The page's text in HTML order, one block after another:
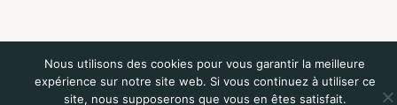
Nous utilisons des cookies pour vous garantir la meilleure
expérience sur notre site web. Si vous continuez à utiliser ce
site, nous supposerons que vous en êtes satisfait.